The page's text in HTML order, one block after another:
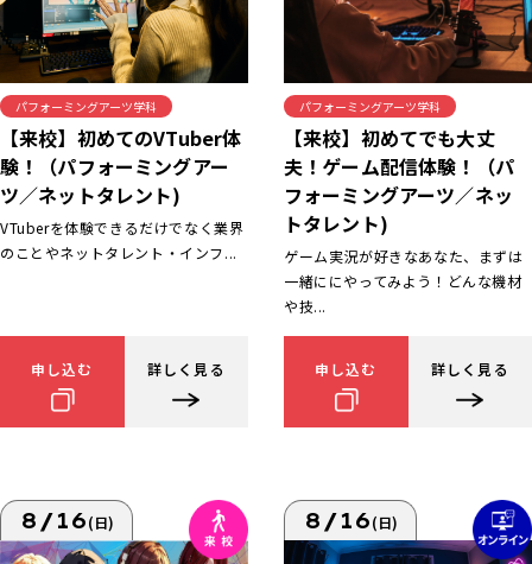
パフォーミングアーツ学科
【来校】初めてのVTuber体
験！（パフォーミングアー
ツ／ネットタレント)
VTuberを体験できるだけでなく業界
のことやネットタレント・インフ...
申し込む 詳しく見る
パフォーミングアーツ学科
【来校】初めてでも大丈
夫！ゲーム配信体験！（パ
フォーミングアーツ／ネッ
トタレント)
ゲーム実況が好きなあなた、まずは
一緒ににやってみよう！どんな機材
や技...
申し込む 詳しく見る
8/16(日) 8/16(日)